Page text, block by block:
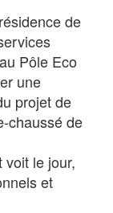
de
Pôle Eco
une
projet de
chaussé de
voit le jour,
et